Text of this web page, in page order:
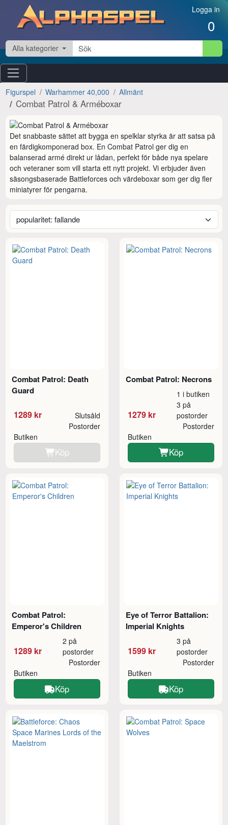
Hoppa till innehåll Logga in
0
Alla kategorier
Figurspel Warhammer 40,000 Allmänt
Combat Patrol & Arméboxar
Det snabbaste sättet att bygga en spelklar styrka är att satsa på
en färdigkomponerad box. En Combat Patrol ger dig en
balanserad armé direkt ur lådan, perfekt för både nya spelare
och veteraner som vill starta ett nytt projekt. Vi erbjuder även
säsongsbaserade Battleforces och värdeboxar som ger dig fler
miniatyrer för pengarna.
Combat Patrol: Death
Guard
1289 kr Slutsåld
Butiken
Postorder
Köp
Combat Patrol: Necrons
1279 kr
1 i butiken
3 på
postorder
Butiken
Postorder
Köp
Combat Patrol:
Emperor's Children
1289 kr
2 på
postorder
Butiken
Postorder
Köp
Eye of Terror Battalion:
Imperial Knights
1599 kr
3 på
postorder
Butiken
Postorder
Köp